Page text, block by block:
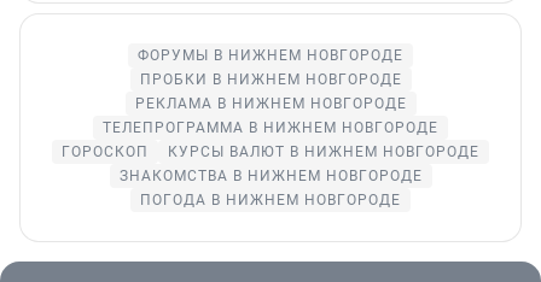
ФОРУМЫ В НИЖНЕМ НОВГОРОДЕ
ПРОБКИ В НИЖНЕМ НОВГОРОДЕ
РЕКЛАМА В НИЖНЕМ НОВГОРОДЕ
ТЕЛЕПРОГРАММА В НИЖНЕМ НОВГОРОДЕ
ГОРОСКОП
КУРСЫ ВАЛЮТ В НИЖНЕМ НОВГОРОДЕ
ЗНАКОМСТВА В НИЖНЕМ НОВГОРОДЕ
ПОГОДА В НИЖНЕМ НОВГОРОДЕ